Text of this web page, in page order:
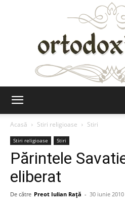
Acasă
Stiri religioase Stiri
Stiri religioase Stiri
Părintele
eliberat
De către Preot Iulian Raţă - 30 iunie 2010